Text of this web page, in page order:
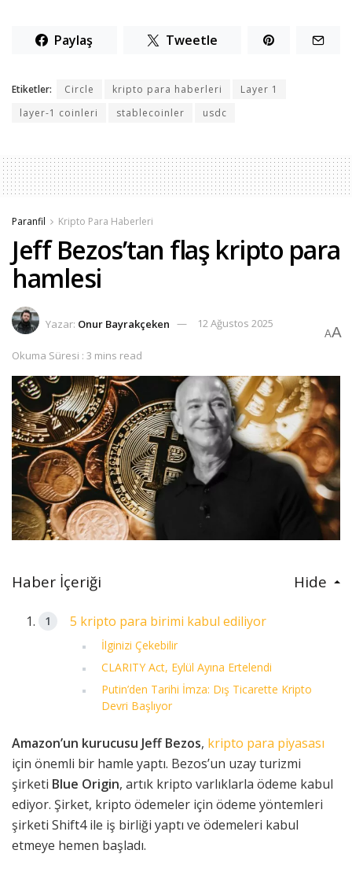
Paylaş Tweetle
Etiketler: Circle kripto para haberleri
Layer 1
layer-1 coinleri
stablecoinler usdc
Paranfil Kripto Para Haberleri
Jeff Bezos’tan flaş kripto para
hamlesi
Yazar: Onur Bayrakçeken 12 Ağustos 2025
Okuma Süresi : 3 mins read
AA
Haber İçeriği Hide
5 kripto para birimi kabul ediliyor
İlginizi Çekebilir
CLARITY Act, Eylül Ayına Ertelendi
Putin’den Tarihi İmza: Dış Ticarette Kripto
Devri Başlıyor
Amazon’un kurucusu Jeff Bezos, kripto para piyasası
için önemli bir hamle yaptı. Bezos’un uzay turizmi
şirketi Blue Origin, artık kripto varlıklarla ödeme kabul
ediyor. Şirket, kripto ödemeler için ödeme yöntemleri
şirketi Shift4 ile iş birliği yaptı ve ödemeleri kabul
etmeye hemen başladı.